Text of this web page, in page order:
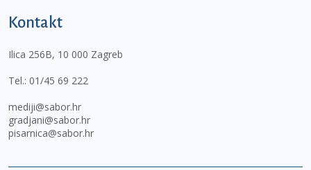
Kontakt
Ilica 256B, 10 000 Zagreb
Tel.: 01/45 69 222
mediji@sabor.hr
gradjani@sabor.hr
pisarnica@sabor.hr